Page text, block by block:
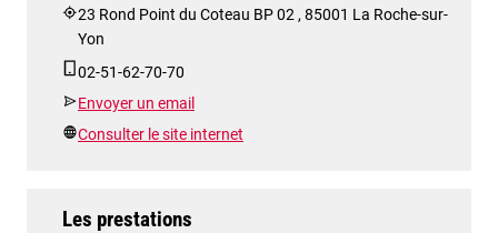
23 Rond Point du Coteau BP 02 , 85001 La Roche-sur-
Yon
02-51-62-70-70
Envoyer un email
Consulter le site internet
Les prestations